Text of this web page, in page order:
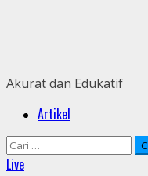
Akurat dan Edukatif
PrimaryArtikel
Cari
untuk:
Live